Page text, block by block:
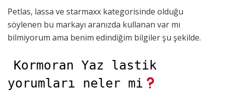
Petlas, lassa ve starmaxx kategorisinde olduğu
söylenen bu markayı aranızda kullanan var mı
bilmiyorum ama benim edindiğim bilgiler şu şekilde.
Kormoran Yaz lastik
yorumları neler mi